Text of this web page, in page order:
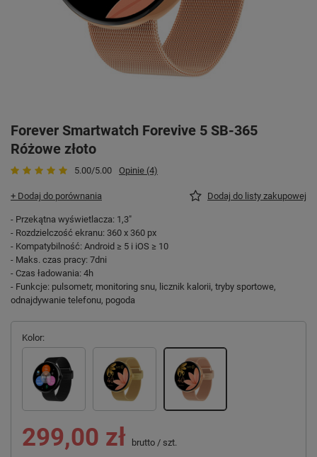
Forever Smartwatch Forevive 5 SB-365
Różowe złoto
5.00/5.00 Opinie (4)
+ Dodaj do porównania Dodaj do listy zakupowej
- Przekątna wyświetlacza: 1,3"
- Rozdzielczość ekranu: 360 x 360 px
- Kompatybilność: Android ≥ 5 i iOS ≥ 10
- Maks. czas pracy: 7dni
- Czas ładowania: 4h
- Funkcje: pulsometr, monitoring snu, licznik kalorii, tryby sportowe,
odnajdywanie telefonu, pogoda
Kolor
299,00 zł brutto / szt.